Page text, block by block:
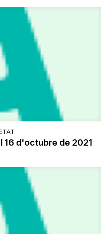
16 d'octubre de 2021